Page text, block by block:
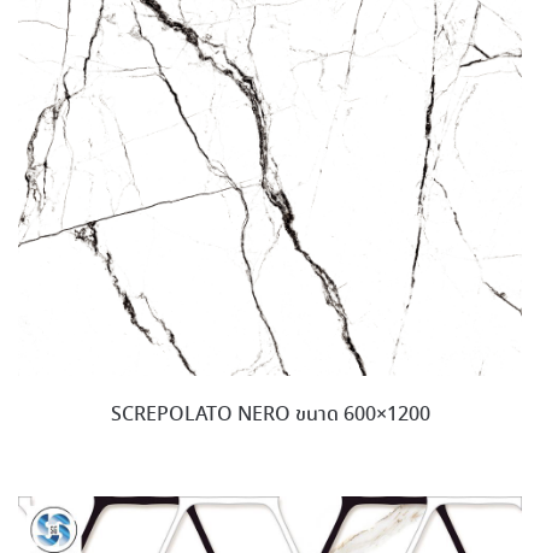
SCREPOLATO NERO ขนาด 600×1200